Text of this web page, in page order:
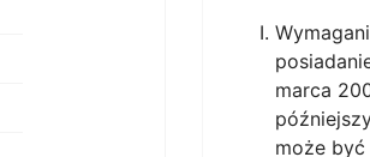
marca
może być